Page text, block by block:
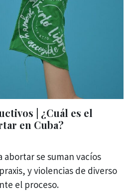
| ¿Cuál es el
en Cuba?
abortar se suman vacíos
y violencias de diverso
el proceso.